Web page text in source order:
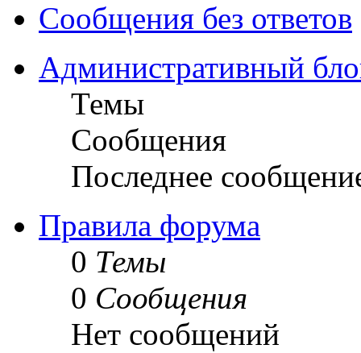
Сообщения без ответов
Административный
Темы
Сообщения
Последнее
Правила форума
0 Темы
0 Сообщения
Нет сообщений